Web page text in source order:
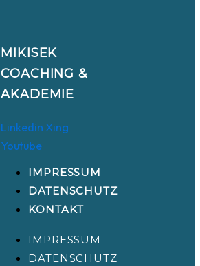
MIKISEK
COACHING &
AKADEMIE
Linkedin Xing
Youtube
IMPRESSUM
DATENSCHUTZ
KONTAKT
IMPRESSUM
DATENSCHUTZ